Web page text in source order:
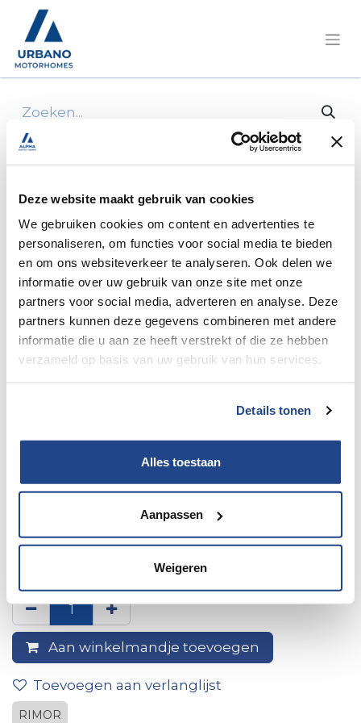
Deze website maakt gebruik van cookies
We gebruiken cookies om content en advertenties te
personaliseren, om functies voor social media te bieden
en om ons websiteverkeer te analyseren. Ook delen we
informatie over uw gebruik van onze site met onze
partners voor social media, adverteren en analyse. Deze
partners kunnen deze gegevens combineren met andere
informatie die u aan ze heeft verstrekt of die ze hebben
verzameld op basis van uw gebruik van hun services.
Details tonen
Alles toestaan
Aanpassen
Weigeren
Alle producten
Achterlichtblok Links Mod Eur 2015
Achterlichtblok Links Mod Eur
2015
Aan winkelmandje toevoegen
Toevoegen aan verlanglijst
RIMOR